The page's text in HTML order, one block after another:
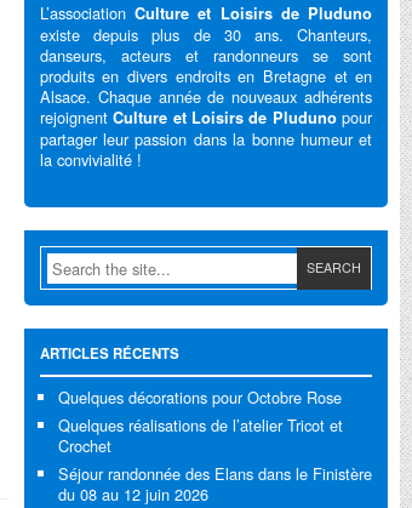
L’associationCulture et Loisirs de Pluduno
existe depuis plus de 30 ans. Chanteurs,
danseurs, acteurs et randonneurs se sont
produits en divers endroits en Bretagne et en
Alsace. Chaque année de nouveaux adhérents
rejoignentCulture et Loisirs de Pludunopour
partager leur passion dans la bonne humeur et
la convivialité !
ARTICLES RÉCENTS
Quelques décorations pour Octobre Rose
Quelques réalisations de l’atelier Tricot et
Crochet
Séjour randonnée des Elans dans le Finistère
du 08 au 12 juin 2026